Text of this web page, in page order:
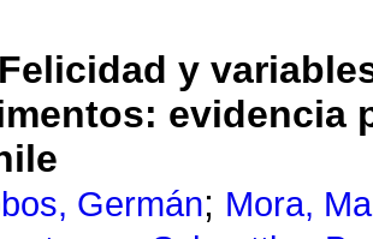
Felicidad y
: evidencia
Germán; Mora,